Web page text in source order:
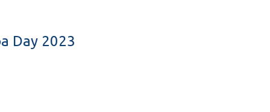
Day 2023